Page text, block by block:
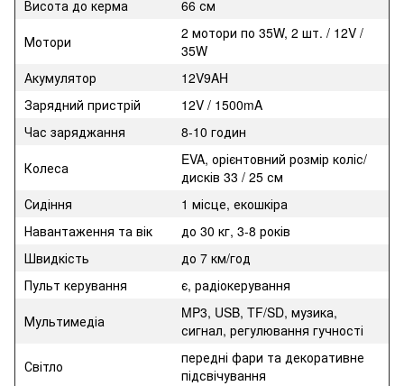
Висота до керма
66 см
Мотори
2 мотори по 35W, 2 шт. / 12V /
35W
Акумулятор
12V9AH
Зарядний пристрій
12V / 1500mA
Час заряджання
8-10 годин
Колеса
EVA, орієнтовний розмір коліс/
дисків 33 / 25 см
Сидіння
1 місце, екошкіра
Навантаження та вік
до 30 кг, 3-8 років
Швидкість
до 7 км/год
Пульт керування
є, радіокерування
Мультимедіа
MP3, USB, TF/SD, музика,
сигнал, регулювання гучності
Світло
передні фари та декоративне
підсвічування